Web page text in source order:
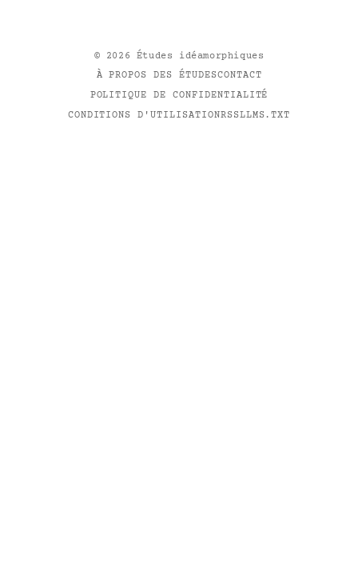
© 2026 Études idéamorphiques
À PROPOS DES ÉTUDESCONTACT
POLITIQUE DE CONFIDENTIALITÉ
CONDITIONS D'UTILISATIONRSSLLMS.TXT